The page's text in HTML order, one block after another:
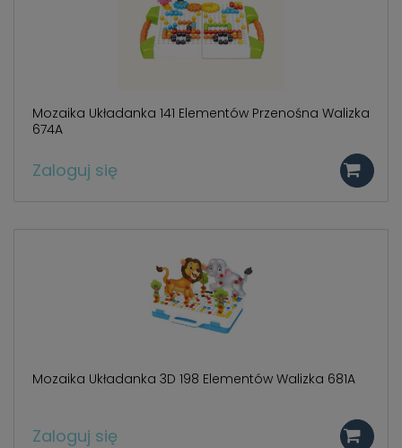
Mozaika Układanka 141 Elementów Przenośna Walizka
674A
Zaloguj się
Mozaika Układanka 3D 198 Elementów Walizka 681A
Zaloguj się